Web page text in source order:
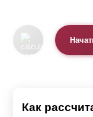
Как